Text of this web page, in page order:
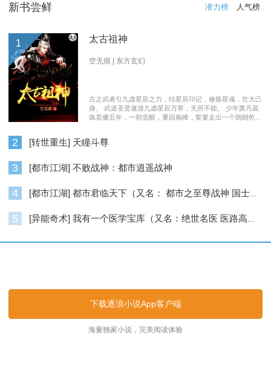
逐浪小说_逐浪网
新书尝鲜 潜力榜 人气榜
1 太古祖神
空无痕 | 东方玄幻
古之武者引九虚星辰之力，结星辰印记，修炼星魂，壮大己
身。 武道圣贤遨游九虚星辰万界，无所不能。 少年萧凡装
疯卖傻五年，一朝觉醒，重回巅峰，誓要走出一个朗朗乾
2 [转世重生] 天瞳斗尊
3 [都市江湖] 不败战神：都市逍遥战神
4 [都市江湖] 都市君临天下（又名： 都市之至尊战神 国士无双 ）
5 [异能奇术] 我有一个医学宝库（又名：绝世名医 医路高升）
下载逐浪小说App客户端
海量独家小说，完美阅读体验